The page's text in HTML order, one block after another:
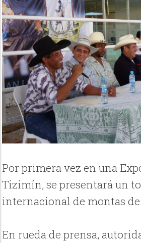
Por primera vez en una
Tizimín, se presentará un
internacional de montas
En rueda de prensa,